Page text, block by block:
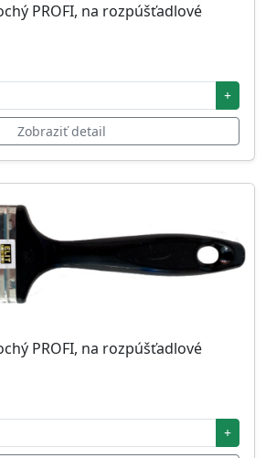
PROFI, na rozpúšťadlové
+
Zobraziť detail
PROFI, na rozpúšťadlové
+